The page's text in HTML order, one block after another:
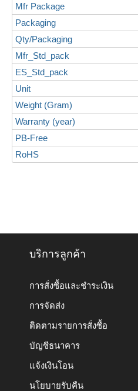
Mfr Package
Packaging
Qty/Packaging
Mfr_Std_pack
ES_Std_pack
Unit
Weight (Gram)
Warranty (year)
PB-Free
RoHS
บริการลูกค้า
การสั่งซื้อและชำระเงิน
การจัดส่ง
ติดตามรายการสั่งซื้อ
บัญชีธนาคาร
แจ้งเงินโอน
นโยบายรับคืน